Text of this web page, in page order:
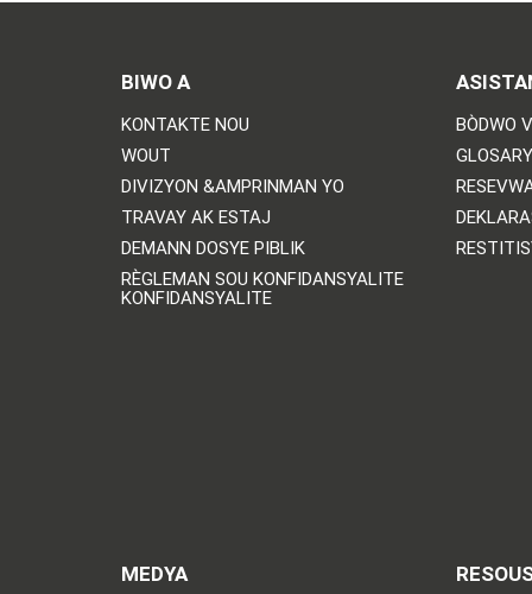
BIWO A
KONTAKTE NOU
WOUT
DIVIZYON &AMPRINMAN YO
TRAVAY AK ESTAJ
DEMANN DOSYE PIBLIK
RÈGLEMAN SOU KONFIDANSYALITE
KONFIDANSYALITE
BÒDWO
MEDYA